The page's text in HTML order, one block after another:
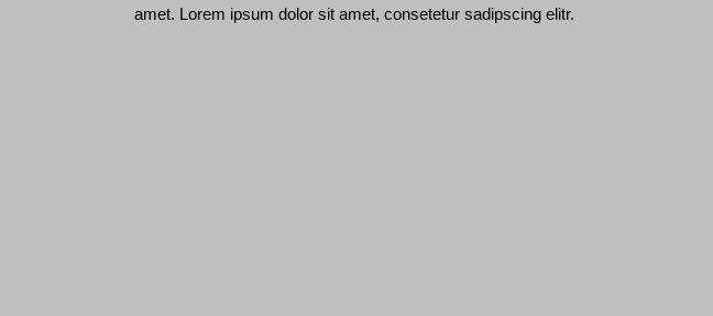
amet. Lorem ipsum dolor sit amet, consetetur sadipscing elitr.